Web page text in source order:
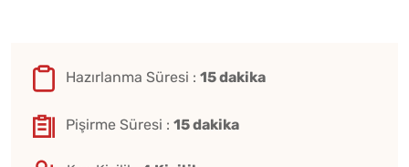
Hazırlanma Süresi : 15 dakika
Pişirme Süresi : 15 dakika